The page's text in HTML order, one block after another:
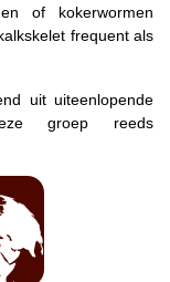
of kokerwormen
frequent als
uit uiteenlopende
groep reeds